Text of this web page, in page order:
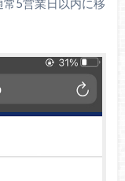
5営業日以内に移